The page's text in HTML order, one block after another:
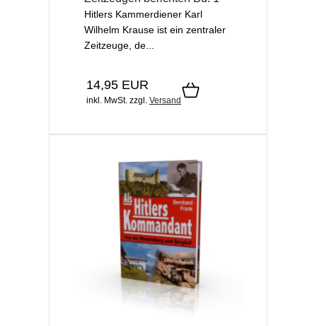
Hitlers Kammerdiener Karl
Wilhelm Krause ist ein zentraler
Zeitzeuge, de...
14,95 EUR
inkl. MwSt. zzgl. Versand